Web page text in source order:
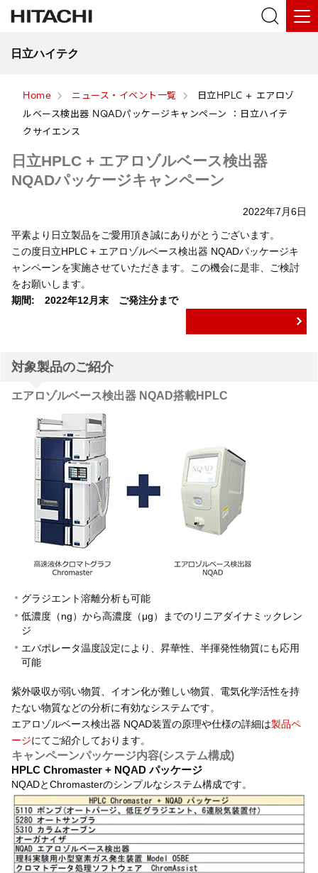
日立ハイテク
Home ニュース・イベント一覧
日立HPLC + エアロゾ
ルベース検出器 NQADパッケージキャンペーン ：日立ハイテ
クサイエンス
日立HPLC + エアロゾルベース検出器
NQADパッケージキャンペーン
2022年7月6日
平素より日立製品をご愛用頂き誠にありがとうございます。
この度日立HPLC + エアロゾルベース検出器 NQADパッケージキ
ャンペーンを実施させていただきます。この機会に是非、ご検討
をお願いします。
期間: 2022年12月末 ご発注分まで
対象製品のご紹介
エアロゾルベース検出器 NQAD搭載HPLC
グラジエント溶離分析も可能
低濃度（ng）から高濃度（μg）までのリニアダイナミックレン
ジ
エバポレータ温度設定により、昇華性、半揮発性物質にも応用
可能
紫外吸収が弱い物質、イオン化が難しい物質、電気化学活性を持
たない物質などの分析に有効なシステムです。
エアロゾルベース検出器 NQAD装置の原理や仕様の詳細は製品ペ
ージにてご紹介しております。
キャンペーンパッケージ内容(システム構成)
HPLC Chromaster + NQAD パッケージ
NQADとChromasterのシンプルなシステム構成です。